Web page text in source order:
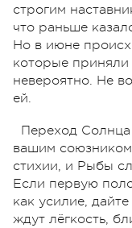
строгим
что раньше
Но в июне
которые приняли
невероятно. Не
ей.
Переход Солнца
вашим
стихии, и Рыбы
Если первую
как усилие,
ждут лёгкость,